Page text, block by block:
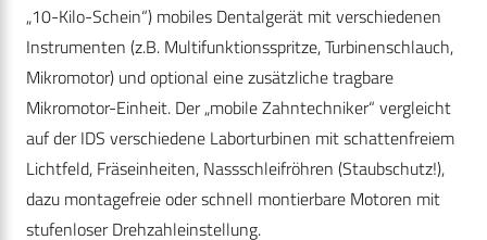
„10-Kilo-Schein“) mobiles Dentalgerät mit verschiedenen
Instrumenten (z.B. Multifunktionsspritze, Turbinenschlauch,
Mikromotor) und optional eine zusätzliche tragbare
Mikromotor-Einheit. Der „mobile Zahntechniker“ vergleicht
auf der IDS verschiedene Laborturbinen mit schattenfreiem
Lichtfeld, Fräseinheiten, Nassschleifröhren (Staubschutz!),
dazu montagefreie oder schnell montierbare Motoren mit
stufenloser Drehzahleinstellung.